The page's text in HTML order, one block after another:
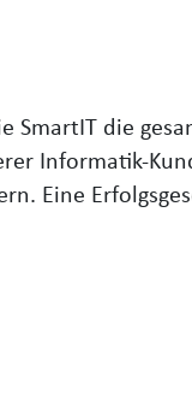
SmartIT die
Informatik-
Eine